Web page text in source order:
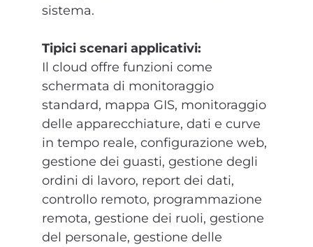
sistema.
Tipici scenari applicativi:
Il cloud offre funzioni come
schermata di monitoraggio
standard, mappa GIS, monitoraggio
delle apparecchiature, dati e curve
in tempo reale, configurazione web,
gestione dei guasti, gestione degli
ordini di lavoro, report dei dati,
controllo remoto, programmazione
remota, gestione dei ruoli, gestione
del personale, gestione delle